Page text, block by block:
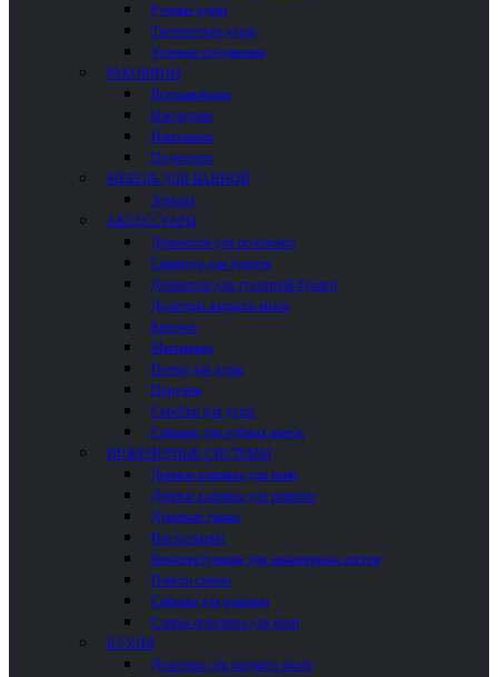
Ручные души
Тропические души
Угловые соединения
РАКОВИНЫ
Встраиваемые
Накладные
Напольные
Подвесные
МЕБЕЛЬ ДЛЯ ВАННОЙ
Зеркала
АКСЕССУАРЫ
Держатели для полотенец
Гарнитур для туалета
Держатели для туалетной бумаги
Дозаторы жидкого мыла
Крючки
Мыльницы
Полки для душа
Поручни
Скребки для душа
Стаканы для зубных щеток
ИНЖЕНЕРНЫЕ СИСТЕМЫ
Донные клапаны для ванн
Донные клапаны для раковин
Душевые трапы
Инсталляции
Комплектующие для инженерных систем
Панели смыва
Сифоны для раковин
Сливы-переливы для ванн
КУХНЯ
Дозаторы для жидкого мыла